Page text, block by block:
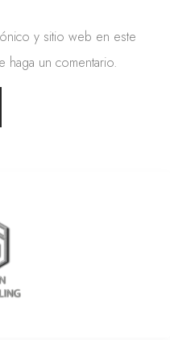
y sitio web en este
haga un comentario.